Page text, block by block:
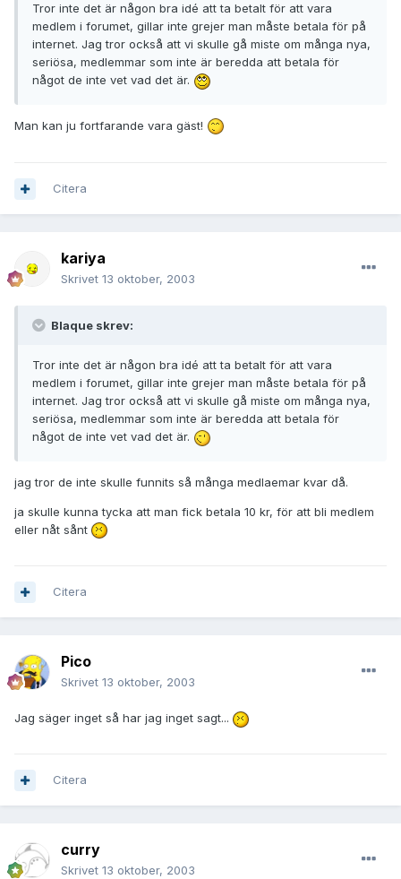
Tror inte det är någon bra idé att ta betalt för att vara
medlem i forumet, gillar inte grejer man måste betala för på
internet. Jag tror också att vi skulle gå miste om många nya,
seriösa, medlemmar som inte är beredda att betala för
något de inte vet vad det är.
Man kan ju fortfarande vara gäst!
Citera
kariya
Skrivet 13 oktober, 2003
Blaque skrev:
Tror inte det är någon bra idé att ta betalt för att vara
medlem i forumet, gillar inte grejer man måste betala för på
internet. Jag tror också att vi skulle gå miste om många nya,
seriösa, medlemmar som inte är beredda att betala för
något de inte vet vad det är.
jag tror de inte skulle funnits så många medlaemar kvar då.
ja skulle kunna tycka att man fick betala 10 kr, för att bli medlem
eller nåt sånt
Citera
Pico
Skrivet 13 oktober, 2003
Jag säger inget så har jag inget sagt...
Citera
curry
Skrivet 13 oktober, 2003